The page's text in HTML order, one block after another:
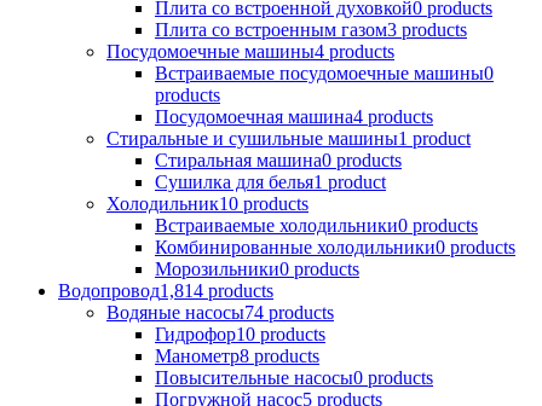
Плита со встроенной духовкой0 products
Плита со встроенным газом3 products
Посудомоечные машины4 products
Встраиваемые посудомоечные машины0
products
Посудомоечная машина4 products
Стиральные и сушильные машины1 product
Стиральная машина0 products
Сушилка для белья1 product
Холодильник10 products
Встраиваемые холодильники0 products
Комбинированные холодильники0 products
Морозильники0 products
Водопровод1,814 products
Водяные насосы74 products
Гидрофор10 products
Манометр8 products
Повысительные насосы0 products
Погружной насос5 products